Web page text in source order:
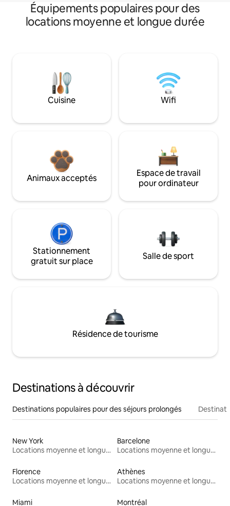
Équipements populaires pour des
locations moyenne et longue durée
Cuisine Wifi
Animaux acceptés
Espace de travail
pour ordinateur
Stationnement
gratuit sur place
Salle de sport
Résidence de tourisme
Destinations à découvrir
Destinations populaires pour des séjours prolongés
New York
Locations moyenne et longue durée
Barcelone
Locations moyenne et longue durée
Florence
Locations moyenne et longue durée
Athènes
Locations moyenne et longue durée
Miami Montréal